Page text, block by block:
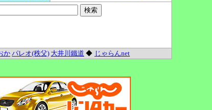
かパレオ(秩父) 大井川鐵道 ◆ じゃらんnet